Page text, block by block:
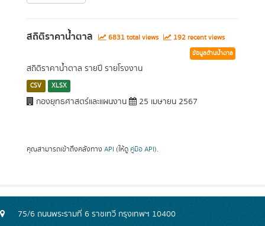
สถิติราคาน้ำตาล 6831 total views 192 recent views
ข้อมูลด้านน้ำตาล
สถิติราคาน้ำตาล รายปี รายโรงงาน
CSV XLSX
กองยุทธศาสตร์และแผนงาน 25 เมษายน 2567
คุณสามารถเข้าถึงคลังทาง API (ให้ดู คู่มือ API).
75/6 ถนนพระรามที่ 6 ราชเทวี กรุงเทพฯ 10400